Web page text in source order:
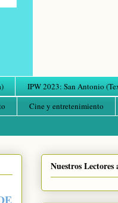
IPW 2023: San Antonio
Cine y entretenimiento
Nuestros